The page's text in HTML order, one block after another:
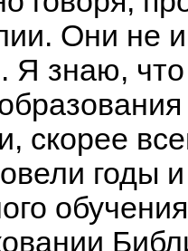
Они не
Я знаю,
скорее
годы